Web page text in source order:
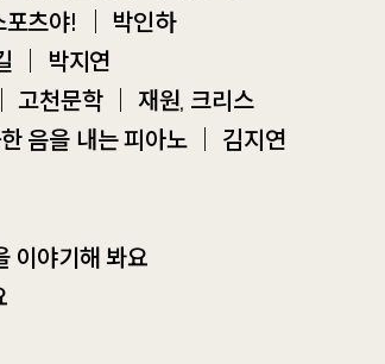
츠야! ｜ 박인하
｜ 박지연
고천문학 ｜ 재원, 크리스
음을 내는 피아노 ｜ 김지연
이야기해 봐요